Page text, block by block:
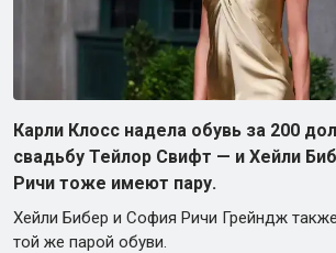
Карли Клосс надела обувь за 200
свадьбу Тейлор Свифт — и Хейли
Ричи тоже имеют пару.
Хейли Бибер и София Ричи Грейндж
той же парой обуви.